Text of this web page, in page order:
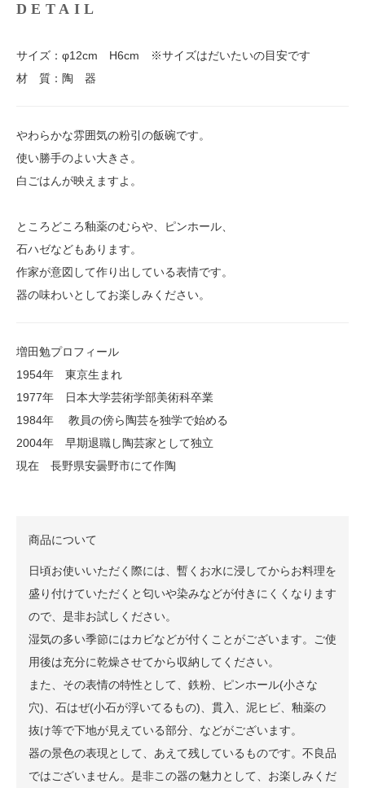
DETAIL
サイズ：φ12cm H6cm ※サイズはだいたいの目安です
材 質：陶 器
やわらかな雰囲気の粉引の飯碗です。
使い勝手のよい大きさ。
白ごはんが映えますよ。
ところどころ釉薬のむらや、ピンホール、
石ハゼなどもあります。
作家が意図して作り出している表情です。
器の味わいとしてお楽しみください。
増田勉プロフィール
1954年 東京生まれ
1977年 日本大学芸術学部美術科卒業
1984年 教員の傍ら陶芸を独学で始める
2004年 早期退職し陶芸家として独立
現在 長野県安曇野市にて作陶
商品について
日頃お使いいただく際には、暫くお水に浸してからお料理を
盛り付けていただくと匂いや染みなどが付きにくくなります
ので、是非お試しください。
湿気の多い季節にはカビなどが付くことがございます。ご使
用後は充分に乾燥させてから収納してください。
また、その表情の特性として、鉄粉、ピンホール(小さな
穴)、石はぜ(小石が浮いてるもの)、貫入、泥ヒビ、釉薬の
抜け等で下地が見えている部分、などがございます。
器の景色の表現として、あえて残しているものです。不良品
ではございません。是非この器の魅力として、お楽しみくだ